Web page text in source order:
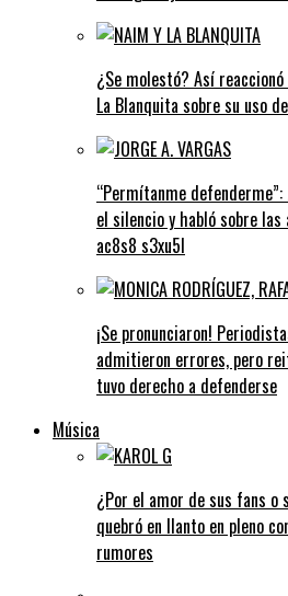
¿Se molestó? Así
La Blanquita sobre su uso
“Permítanme
el silencio y habló sobre
ac8s8 s3xu5l
¡Se pronunciaron!
admitieron errores, pero
tuvo derecho a defenderse
Música
¿Por el amor de sus fans o
quebró en llanto en pleno
rumores